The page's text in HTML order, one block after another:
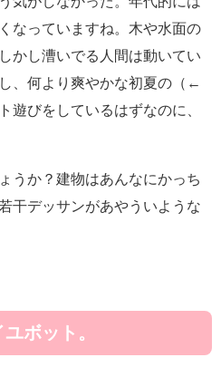
なっていますね。木や水面の
かし漕いでる人間は動いてい
、何より爽やかな初夏の（←
遊びをしているはずなのに、
うか？建物はあんなにかっち
干デッサンがあやういような
ボット。